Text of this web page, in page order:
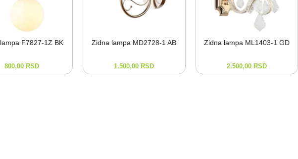
F7827-⁠1Z BK
800,00 RSD
Zidna lampa MD2728-⁠1 AB
1.500,00 RSD
Zidna lampa ML1403-⁠1 GD
2.500,00 RSD